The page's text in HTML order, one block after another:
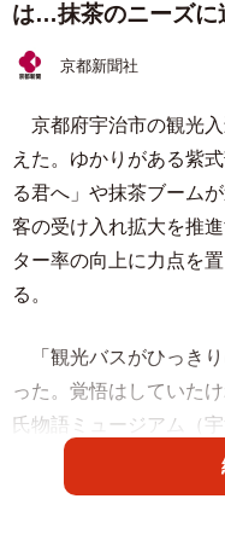
は…抹茶のニーズに
京都新聞社
京都府宇治市の観光
えた。ゆかりがある紫
る君へ」や抹茶ブーム
客の受け入れ拡大を推
ター率の向上に力点を
る。
「観光バスがひっき
った。覚悟はしていた
氏物語ミュージアム（
果」を振り返る。昨年
前年の3倍の27万9494